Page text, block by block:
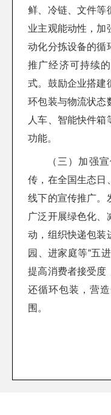
鲜、冷链、文件等
业主观能动性，加
动化分拣设备的循
推广经济可持续
式。鼓励企业搭建
环包装与物流状态
人车、智能快件
功能。
（三）加强
传，在全国生态日
线下的宣传推广。
广泛开展绿色化、
动，组织快递包装
园、进家庭等“五
提高消费者接受度
还循环包装，营
围。